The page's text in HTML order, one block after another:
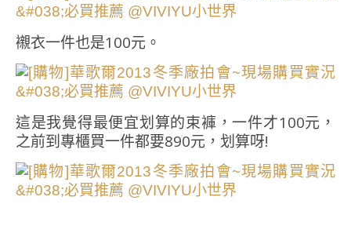
襯衣一件也是100元。
這是我覺得最便宜划算的束褲，一件才100元，
之前到專櫃買一件都要890元，划算呀!